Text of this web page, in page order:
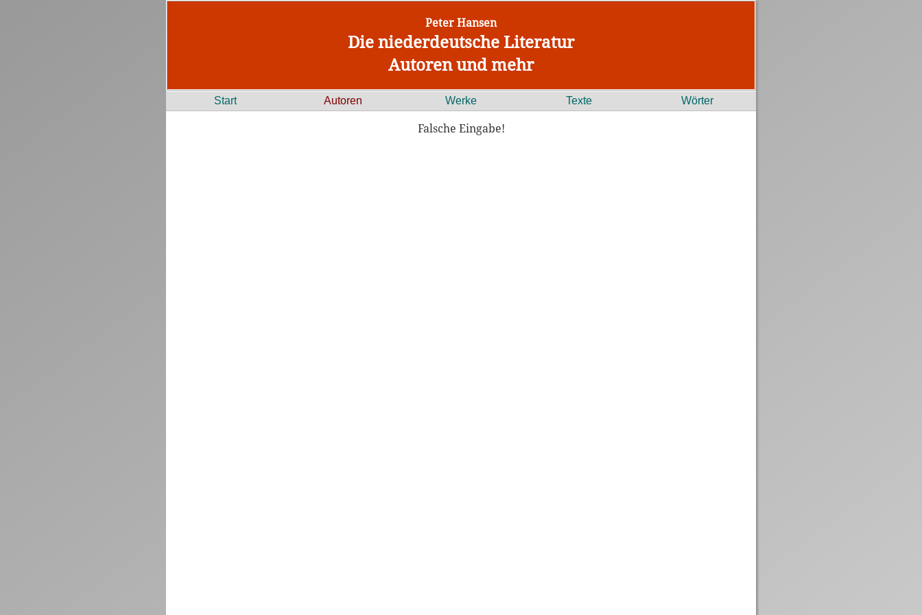
Peter Hansen
Die niederdeutsche Literatur
Autoren und mehr
Start Autoren Werke Texte Wörter
Falsche Eingabe!